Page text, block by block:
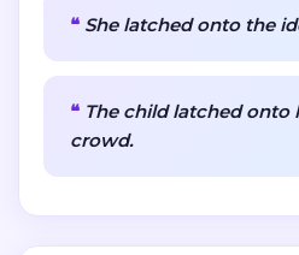
She latched onto the
The child latched onto
crowd.